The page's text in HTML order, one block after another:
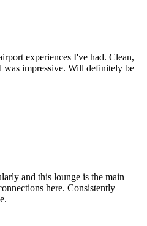
experiences I've had. Clean,
was impressive. Will definitely be
and this lounge is the main
here. Consistently